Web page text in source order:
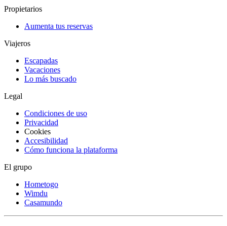
Propietarios
Aumenta tus reservas
Viajeros
Escapadas
Vacaciones
Lo más buscado
Legal
Condiciones de uso
Privacidad
Cookies
Accesibilidad
Cómo funciona la plataforma
El grupo
Hometogo
Wimdu
Casamundo